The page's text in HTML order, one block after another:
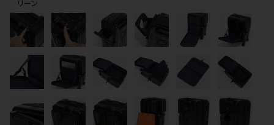
リーン